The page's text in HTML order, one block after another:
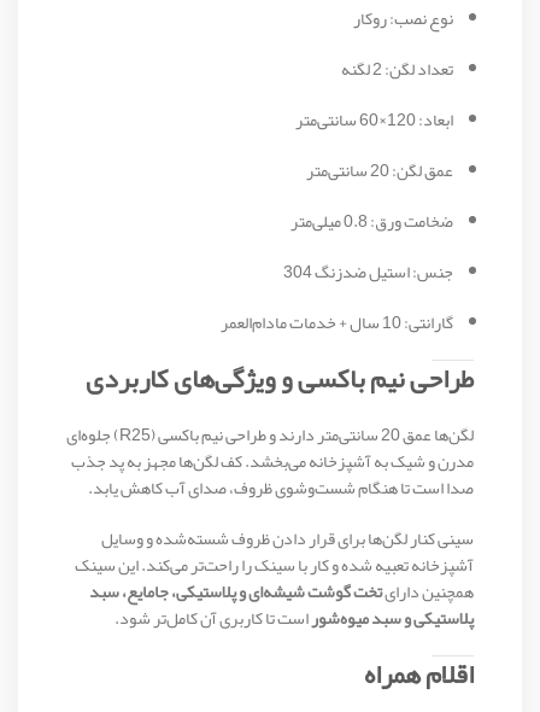
نوع نصب: روکار
تعداد لگن: 2 لگنه
ابعاد: 120×60 سانتی‌متر
عمق لگن: 20 سانتی‌متر
ضخامت ورق: 0.8 میلی‌متر
جنس: استیل ضدزنگ 304
گارانتی: 10 سال + خدمات مادام‌العمر
طراحی نیم باکسی و ویژگی‌های کاربردی
لگن‌ها عمق 20 سانتی‌متر دارند و طراحی نیم باکسی (R25) جلوه‌ای
مدرن و شیک به آشپزخانه می‌بخشد. کف لگن‌ها مجهز به پد جذب
صدا است تا هنگام شست‌وشوی ظروف، صدای آب کاهش یابد.
سینی کنار لگن‌ها برای قرار دادن ظروف شسته‌شده و وسایل
آشپزخانه تعبیه شده و کار با سینک را راحت‌تر می‌کند. این سینک
همچنین دارایتخت گوشت شیشه‌ای و پلاستیکی، جامایع، سبد
پلاستیکی و سبد میوه‌شوراست تا کاربری آن کامل‌تر شود.
اقلام همراه